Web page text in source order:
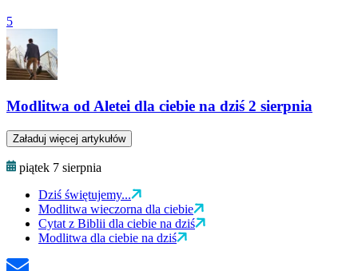
5
Modlitwa od Aletei dla ciebie na dziś 2 sierpnia
Załaduj więcej artykułów
piątek 7 sierpnia
Dziś świętujemy...
Modlitwa wieczorna dla ciebie
Cytat z Biblii dla ciebie na dziś
Modlitwa dla ciebie na dziś